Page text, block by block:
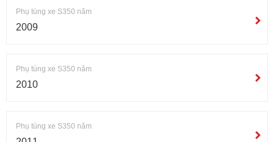
Phụ tùng xe S350 năm
2009
Phụ tùng xe S350 năm
2010
Phụ tùng xe S350 năm